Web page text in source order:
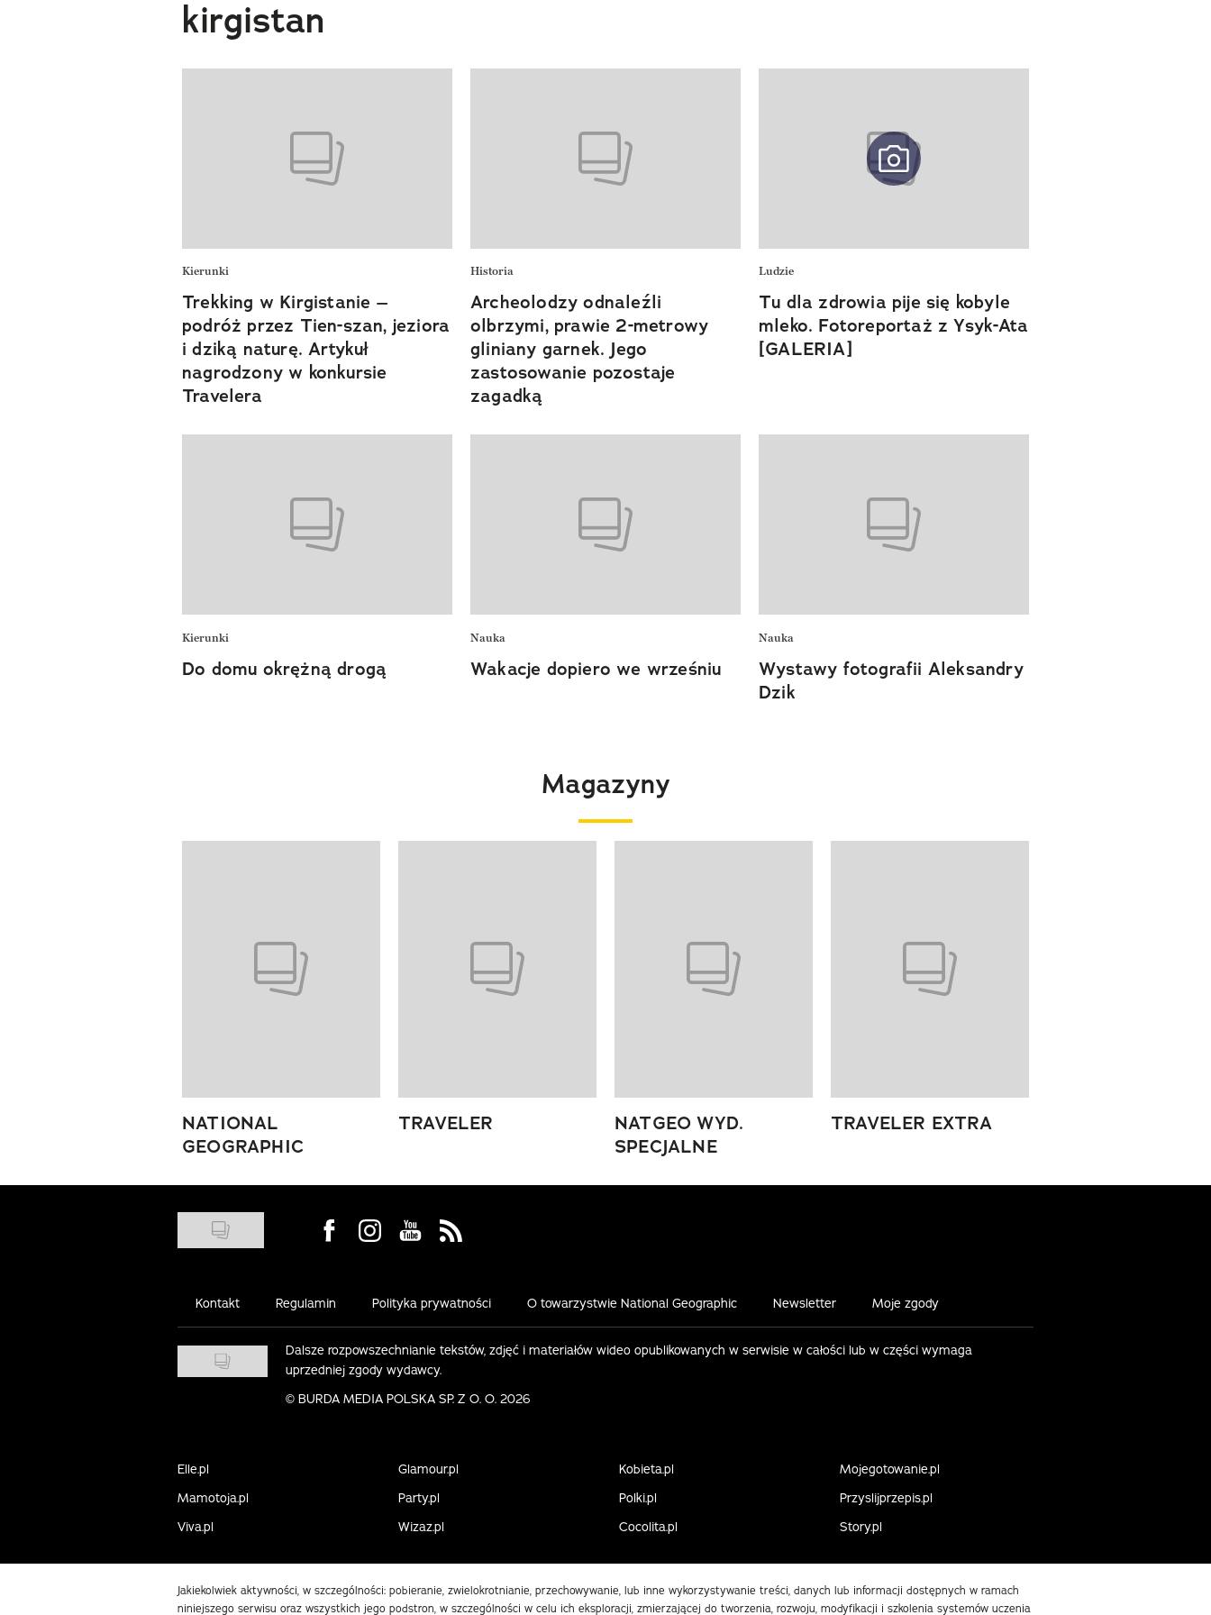
kirgistan
Kierunki
Trekking w Kirgistanie –
podróż przez Tien-szan, jeziora
i dziką naturę. Artykuł
nagrodzony w konkursie
Travelera
Historia
Archeolodzy odnaleźli
olbrzymi, prawie 2-metrowy
gliniany garnek. Jego
zastosowanie pozostaje
zagadką
Ludzie
Tu dla zdrowia pije się kobyle
mleko. Fotoreportaż z Ysyk-Ata
[GALERIA]
Kierunki
Do domu okrężną drogą
Nauka
Wakacje dopiero we wrześniu
Nauka
Wystawy fotografii Aleksandry
Dzik
Magazyny
NATIONAL
GEOGRAPHIC
TRAVELER
NATGEO WYD.
SPECJALNE
TRAVELER EXTRA
Visit us on Facebook
Visit us on Instagram
Visit us on Youtube
Visit us on Rss
Kontakt Regulamin Polityka prywatności O towarzystwie National Geographic Newsletter Moje zgody
Dalsze rozpowszechnianie tekstów, zdjęć i materiałów wideo opublikowanych w serwisie w całości lub w części wymaga
uprzedniej zgody wydawcy.
© BURDA MEDIA POLSKA SP. Z O. O. 2026
Elle.pl Glamour.pl Kobieta.pl
Mojegotowanie.pl
Mamotoja.pl
Party.pl Polki.pl
Przyslijprzepis.pl
Viva.pl
Wizaz.pl Cocolita.pl Story.pl
Jakiekolwiek aktywności, w szczególności: pobieranie, zwielokrotnianie, przechowywanie, lub inne wykorzystywanie treści, danych lub informacji dostępnych w ramach
niniejszego serwisu oraz wszystkich jego podstron, w szczególności w celu ich eksploracji, zmierzającej do tworzenia, rozwoju, modyfikacji i szkolenia systemów uczenia